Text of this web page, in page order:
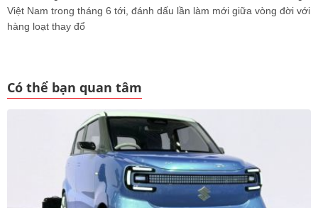
Việt Nam trong tháng 6 tới, đánh dấu lần làm mới giữa vòng đời với
hàng loạt thay đổ
Có thể bạn quan tâm